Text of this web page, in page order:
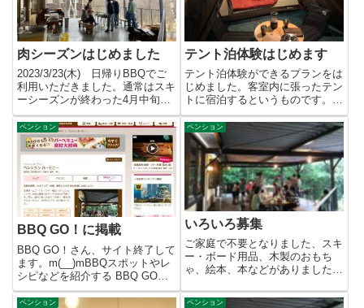
肉シーズンはじめました
2023/3/23(木) 日帰りBBQでご
利用いただきました。通常はスキ
ーシーズンが終わった4月中旬ご
ろからスタートする...
テント泊体験はじめます
テント泊体験ができるプランをは
じめました。客室内に張ったテン
トに宿泊するというものです。当
面は、じゃらん・楽天トラベ
ル ...
ペンション
BBQ GO！に掲載
BBQ GO！さん、サイト終了して
ます。m(__)mBBQスポットやレ
シピなどを紹介する BBQ GO！
さんに掲載いた...
ペンション
いろいろ募集
ご家庭で不要となりました、スキ
ー・ボード用品、木製のおもち
ゃ、絵本、本などがありました
いた...
ペンション ペンション